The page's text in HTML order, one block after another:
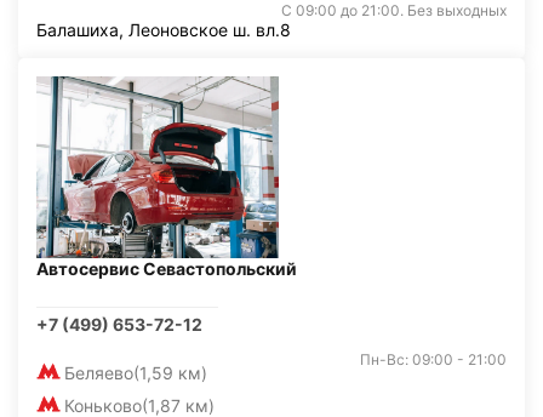
С 09:00 до 21:00. Без выходных
Балашиха, Леоновское ш. вл.8
Автосервис Севастопольский
+7 (499) 653-72-12
Беляево(1,59 км)
Коньково(1,87 км)
Пн-Вс: 09:00 - 21:00